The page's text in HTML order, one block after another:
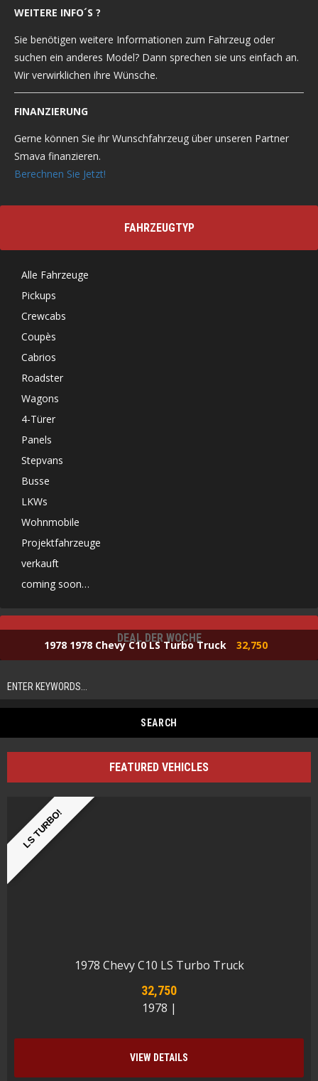
WEITERE INFO´S ?
Sie benötigen weitere Informationen zum Fahrzeug oder
suchen ein anderes Model? Dann sprechen sie uns einfach an.
Wir verwirklichen ihre Wünsche.
FINANZIERUNG
Gerne können Sie ihr Wunschfahrzeug über unseren Partner
Smava finanzieren.
Berechnen Sie Jetzt!
FAHRZEUGTYP
Alle Fahrzeuge
Pickups
Crewcabs
Coupès
Cabrios
Roadster
Wagons
4-Türer
Panels
Stepvans
Busse
LKWs
Wohnmobile
Projektfahrzeuge
verkauft
coming soon…
DEAL DER WOCHE
1978 1978 Chevy C10 LS Turbo Truck 32,750
FEATURED VEHICLES
LS TURBO!
1978 Chevy C10 LS Turbo Truck
32,750
1978 |
VIEW DETAILS